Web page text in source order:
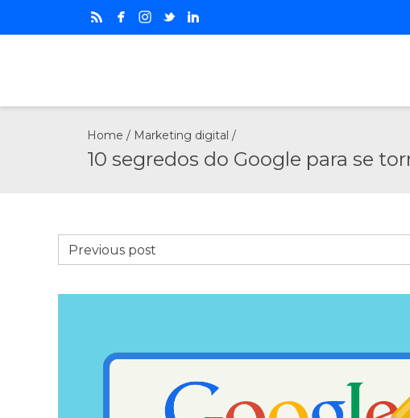
Home / Marketing digital /
10 segredos do Google para se
Previous post